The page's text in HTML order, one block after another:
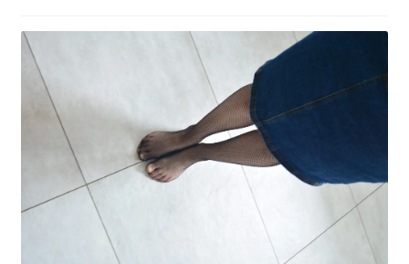
Podkolanówki i
skarpetki
Wszystkie
produkty
Recenzje
Rozwiń
potomne